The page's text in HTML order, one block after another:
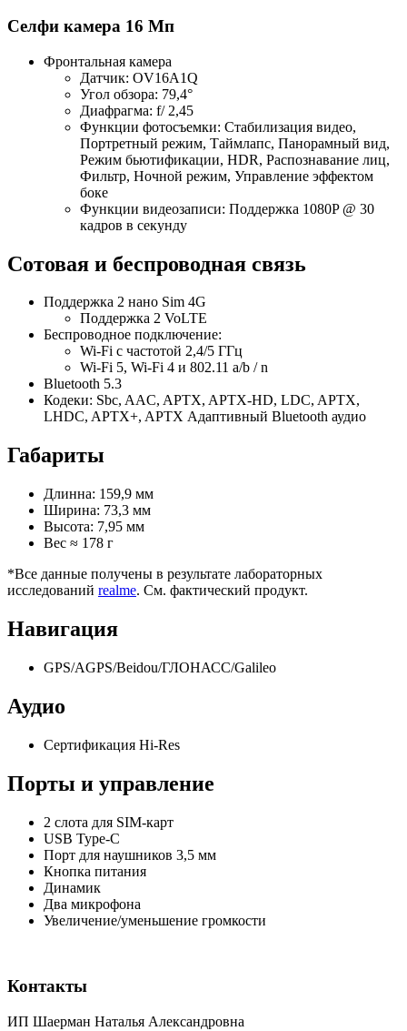
Селфи камера 16 Мп
Фронтальная камера
Датчик: OV16A1Q
Угол обзора: 79,4°
Диафрагма: f/ 2,45
Функции фотосъемки: Стабилизация видео,
Портретный режим, Таймлапс, Панорамный вид,
Режим бьютификации, HDR, Распознавание лиц,
Фильтр, Ночной режим, Управление эффектом
боке
Функции видеозаписи: Поддержка 1080P @ 30
кадров в секунду
Сотовая и беспроводная связь
Поддержка 2 нано Sim 4G
Поддержка 2 VoLTE
Беспроводное подключение:
Wi-Fi с частотой 2,4/5 ГГц
Wi-Fi 5, Wi-Fi 4 и 802.11 a/b / n
Bluetooth 5.3
Кодеки: Sbc, AAC, APTX, APTX-HD, LDC, APTX,
LHDC, APTX+, APTX Адаптивный Bluetooth аудио
Габариты
Длинна: 159,9 мм
Ширина: 73,3 мм
Высота: 7,95 мм
Bес ≈ 178 г
*Все данные получены в результате лабораторных
исследований realme. См. фактический продукт.
Навигация
GPS/AGPS/Beidou/ГЛОНАСС/Galileo
Аудио
Сертификация Hi-Res
Порты и управление
2 слота для SIM-карт
USB Type-C
Порт для наушников 3,5 мм
Кнопка питания
Динамик
Два микрофона
Увеличение/уменьшение громкости
Контакты
ИП Шаерман Наталья Александровна